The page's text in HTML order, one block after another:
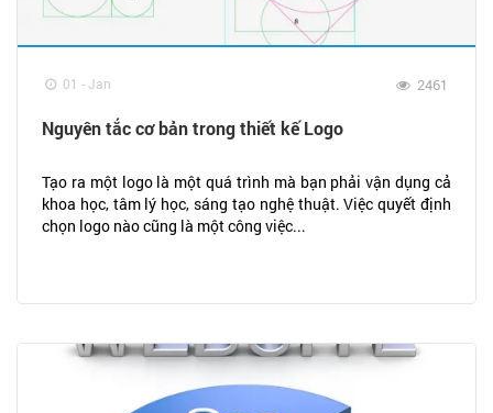
01 - Jan 2461
Nguyên tắc cơ bản trong thiết kế Logo
Tạo ra một logo là một quá trình mà bạn phải vận dụng cả
khoa học, tâm lý học, sáng tạo nghệ thuật. Việc quyết định
chọn logo nào cũng là một công việc...